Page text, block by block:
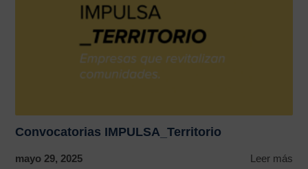
Convocatorias IMPULSA_Territorio
mayo 29, 2025 Leer más